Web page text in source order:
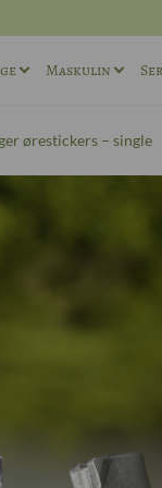
Maskulin
ørestickers – single